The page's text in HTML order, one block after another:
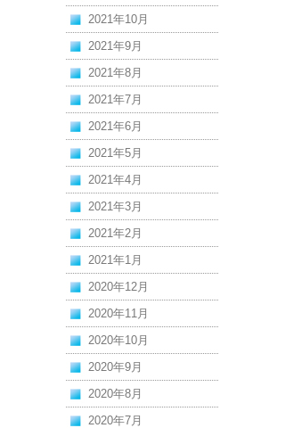
2021年10月
2021年9月
2021年8月
2021年7月
2021年6月
2021年5月
2021年4月
2021年3月
2021年2月
2021年1月
2020年12月
2020年11月
2020年10月
2020年9月
2020年8月
2020年7月